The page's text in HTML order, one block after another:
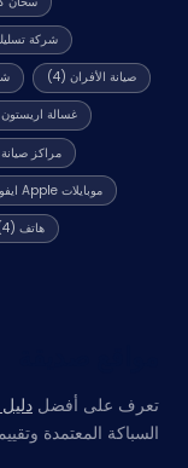
شركة
صيانة الأفران (4)
غسالة اريستون
مراكز صيانة
موبايلات Apple ايفون
هاتف Samsung Galaxy M31s
تعرف على أفضل
السباكة المعتمدة